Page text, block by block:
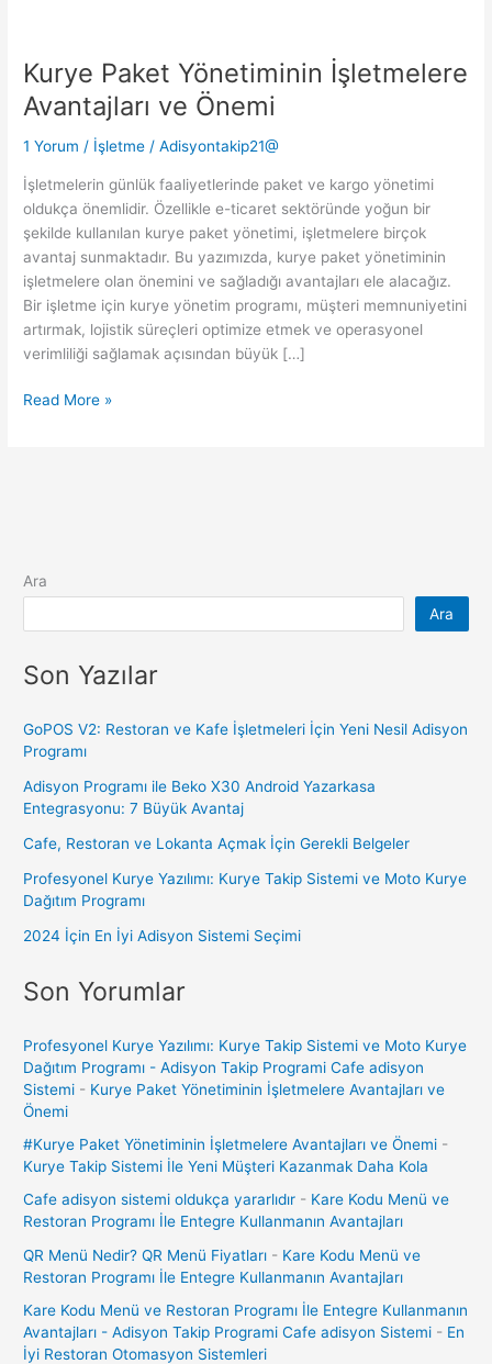
Kurye Paket Yönetiminin İşletmelere
Avantajları ve Önemi
1 Yorum / İşletme /Adisyontakip21@
İşletmelerin günlük faaliyetlerinde paket ve kargo yönetimi
oldukça önemlidir. Özellikle e-ticaret sektöründe yoğun bir
şekilde kullanılan kurye paket yönetimi, işletmelere birçok
avantaj sunmaktadır. Bu yazımızda, kurye paket yönetiminin
işletmelere olan önemini ve sağladığı avantajları ele alacağız.
Bir işletme için kurye yönetim programı, müşteri memnuniyetini
artırmak, lojistik süreçleri optimize etmek ve operasyonel
verimliliği sağlamak açısından büyük […]
Kurye
Read More »
Ara
Ara
Son Yazılar
GoPOS V2: Restoran ve Kafe İşletmeleri İçin Yeni Nesil Adisyon
Programı
Adisyon Programı ile Beko X30 Android Yazarkasa
Entegrasyonu: 7 Büyük Avantaj
Cafe, Restoran ve Lokanta Açmak İçin Gerekli Belgeler
Profesyonel Kurye Yazılımı: Kurye Takip Sistemi ve Moto Kurye
Dağıtım Programı
2024 İçin En İyi Adisyon Sistemi Seçimi
Son Yorumlar
Profesyonel Kurye Yazılımı: Kurye Takip Sistemi ve Moto Kurye
Dağıtım Programı - Adisyon Takip Programi Cafe adisyon
Sistemi - Kurye Paket Yönetiminin İşletmelere Avantajları ve
Önemi
#Kurye Paket Yönetiminin İşletmelere Avantajları ve Önemi -
Kurye Takip Sistemi İle Yeni Müşteri Kazanmak Daha Kola
Cafe adisyon sistemi oldukça yararlıdır - Kare Kodu Menü ve
Restoran Programı İle Entegre Kullanmanın Avantajları
QR Menü Nedir? QR Menü Fiyatları - Kare Kodu Menü ve
Restoran Programı İle Entegre Kullanmanın Avantajları
Kare Kodu Menü ve Restoran Programı İle Entegre Kullanmanın
Avantajları - Adisyon Takip Programi Cafe adisyon Sistemi - En
İyi Restoran Otomasyon Sistemleri